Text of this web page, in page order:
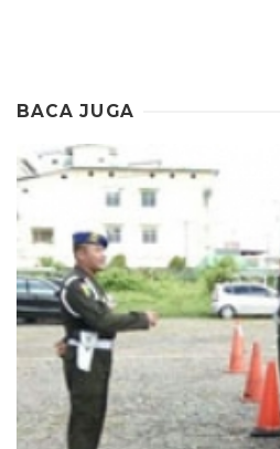
BACA JUGA